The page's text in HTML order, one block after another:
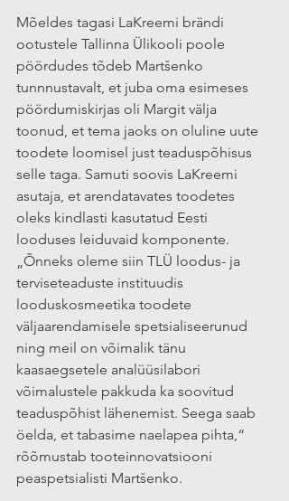
Mõeldes tagasi LaKreemi brändi
ootustele Tallinna Ülikooli poole
pöördudes tõdeb Martšenko
tunnnustavalt, et juba oma esimeses
pöördumiskirjas oli Margit välja
toonud, et tema jaoks on oluline uute
toodete loomisel just teaduspõhisus
selle taga. Samuti soovis LaKreemi
asutaja, et arendatavates toodetes
oleks kindlasti kasutatud Eesti
looduses leiduvaid komponente.
„Õnneks oleme siin TLÜ loodus- ja
terviseteaduste instituudis
looduskosmeetika toodete
väljaarendamisele spetsialiseerunud
ning meil on võimalik tänu
kaasaegsetele analüüsilabori
võimalustele pakkuda ka soovitud
teaduspõhist lähenemist. Seega saab
öelda, et tabasime naelapea pihta,“
rõõmustab tooteinnovatsiooni
peaspetsialisti Martšenko.